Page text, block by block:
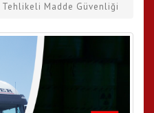
Tehlikeli Madde Güvenliği